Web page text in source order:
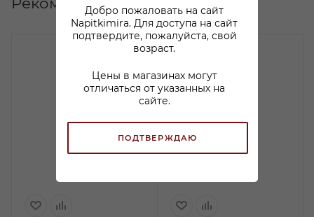
Добро пожаловать на сайт
Napitkimira. Для доступа на сайт
подтвердите, пожалуйста, свой
возраст.
Цены в магазинах могут
отличаться от указанных на
сайте.
ПОДТВЕРЖДАЮ